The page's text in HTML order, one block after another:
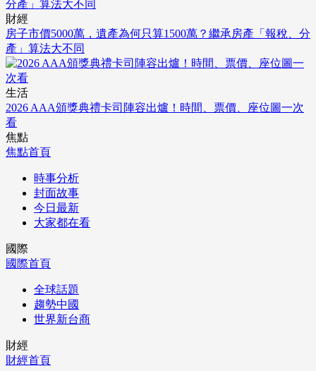
財經
房子市價5000萬，遺產為何只算1500萬？繼承房產「報稅、分
產」算法大不同
生活
2026 AAA頒獎典禮卡司陣容出爐！時間、票價、座位圖一次
看
焦點
焦點首頁
時事分析
封面故事
今日最新
大家都在看
國際
國際首頁
全球話題
趨勢中國
世界新台商
財經
財經首頁